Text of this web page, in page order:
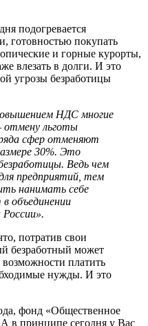
подогревается
готовностью покупать
и горные курорты,
влезать в долги. И это
угрозы безработицы
НДС многие
отмену льготы
сфер отменяют
30%. Это
Ведь чем
предприятий, тем
нанимать себе
объединении
потратив свои
безработный может
возможности платить
нужды. И это
фонд «Общественное
в принципе сегодня у Вас